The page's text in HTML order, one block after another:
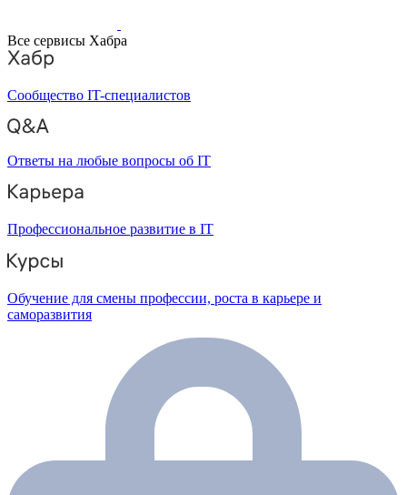
Все сервисы Хабра
Сообщество IT-специалистов
Ответы на любые вопросы об IT
Профессиональное развитие в IT
Обучение для смены профессии, роста в карьере и
саморазвития